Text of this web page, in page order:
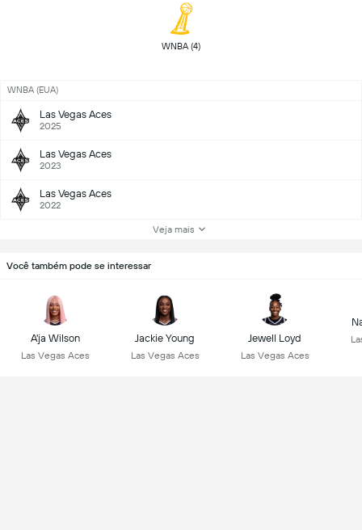
WNBA (EUA)
Las Vegas Aces
2025
Las Vegas Aces
2023
Las Vegas Aces
2022
Veja mais
Você também pode se interessar
A'ja Wilson
Las Vegas Aces
Jackie Young
Las Vegas Aces
Jewell Loyd
Las Vegas Aces